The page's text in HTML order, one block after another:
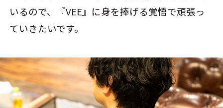
いるので、『VEE』に身を捧げる覚悟で頑張っ
ていきたいです。